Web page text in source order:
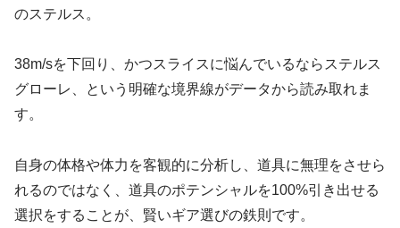
のステルス。
38m/sを下回り、かつスライスに悩んでいるならステルス
グローレ、という明確な境界線がデータから読み取れま
す。
自身の体格や体力を客観的に分析し、道具に無理をさせら
れるのではなく、道具のポテンシャルを100%引き出せる
選択をすることが、賢いギア選びの鉄則です。